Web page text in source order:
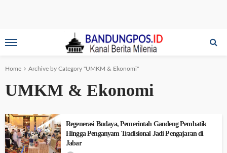
Home Archive by Category "UMKM & Ekonomi"
UMKM & Ekonomi
Regenerasi Budaya, Pemerintah Gandeng Pembatik
Hingga Penganyam Tradisional Jadi Pengajaran di
Jabar